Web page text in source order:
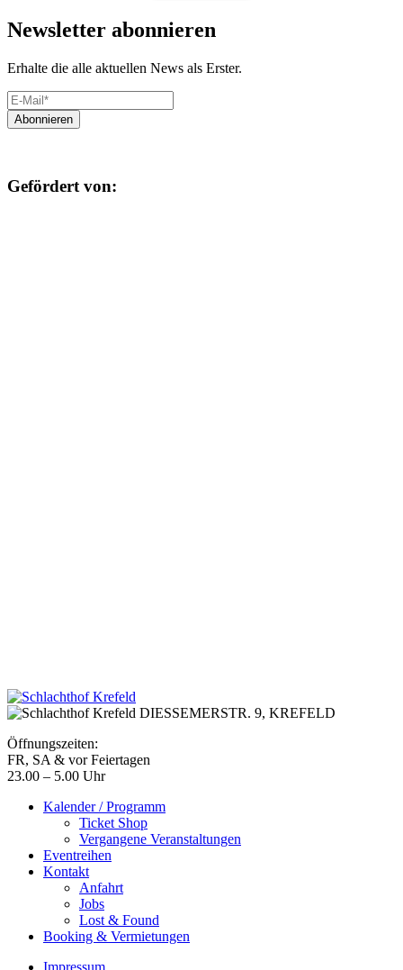
Newsletter abonnieren
Erhalte die alle aktuellen News als Erster.
Gefördert von:
DIESSEMERSTR. 9, KREFELD
Öffnungszeiten:
FR, SA & vor Feiertagen
23.00 – 5.00 Uhr
Kalender / Programm
Ticket Shop
Vergangene Veranstaltungen
Eventreihen
Kontakt
Anfahrt
Jobs
Lost & Found
Booking & Vermietungen
Impressum